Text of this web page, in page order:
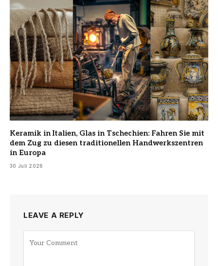
Keramik in Italien, Glas in Tschechien: Fahren Sie mit
dem Zug zu diesen traditionellen Handwerkszentren
in Europa
30 Juli 2026
LEAVE A REPLY